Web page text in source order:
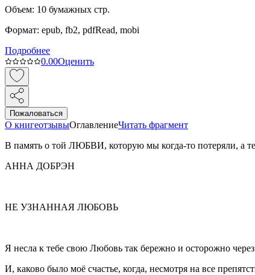
Объем: 10 бумажных стр.
Формат: epub, fb2, pdfRead, mobi
Подробнее
0.00Оценить
Пожаловаться
О книгеотзывыОглавлениеЧитать фрагмент
В память о той ЛЮБВИ, которую мы когда-то потеряли, а
АННА ДОБРЭН
НЕ УЗНАННАЯ ЛЮБОВЬ
Я несла к тебе свою Любовь так бережно и осторожно
И, каково было моё счастье, когда, несмотря на все